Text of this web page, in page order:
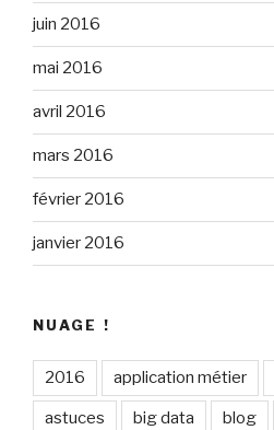
juin 2016
mai 2016
avril 2016
mars 2016
février 2016
janvier 2016
NUAGE !
2016 application métier
astuces big data blog